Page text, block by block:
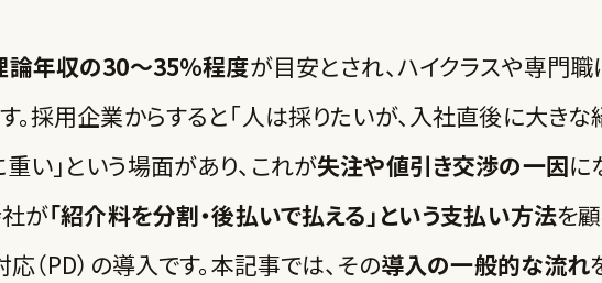
論年収の30〜35%程度が目安とされ、ハイクラスや専門職
。採用企業からすると「人は採りたいが、入社直後に大きな
い」という場面があり、これが失注や値引き交渉の一因に
社が「紹介料を分割・後払いで払える」という支払い方法を
（PD）の導入です。本記事では、その導入の一般的な流れ